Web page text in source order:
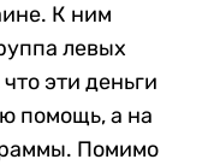
К ним
левых
эти деньги
помощь, а на
Помимо